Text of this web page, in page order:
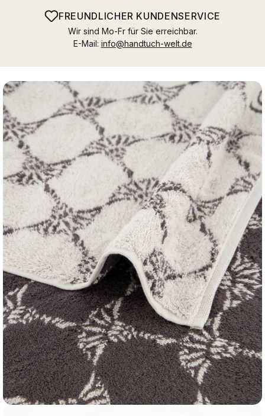
FREUNDLICHER KUNDENSERVICE
Wir sind Mo-Fr für Sie erreichbar.
E-Mail: info@handtuch-welt.de